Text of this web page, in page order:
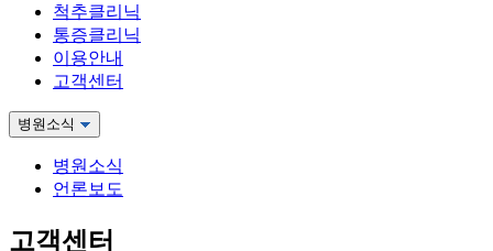
척추클리닉
통증클리닉
이용안내
고객센터
병원소식
병원소식
언론보도
고객센터